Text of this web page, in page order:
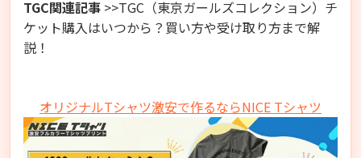
TGC関連記事 >>TGC（東京ガールズコレクション）チ
ケット購入はいつから？買い方や受け取り方まで解
説！
オリジナルTシャツ激安で作るならNICE Tシャツ